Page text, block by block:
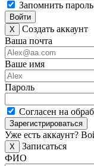
Запомнить пароль
Войти
X
Создать аккаунт
Ваша почта
Ваше имя
Пароль
Согласен на
Зарегистрироваться
Уже есть аккаунт?
X
Записаться
ФИО